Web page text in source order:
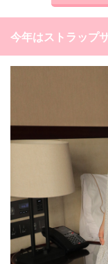
今年はストラップ